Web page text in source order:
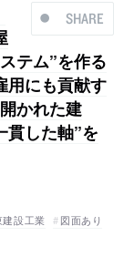
SHARE
テム”を作る
用にも貢献す
かれた建
貫した軸”を
建設工業
図面あり